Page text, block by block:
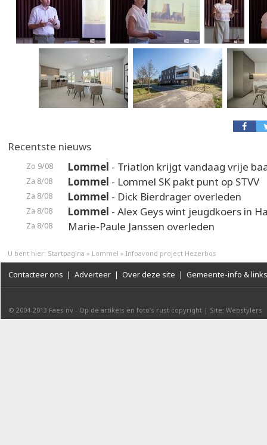
Recentste nieuws
Zo 9/08 Lommel - Triatlon krijgt vandaag vrije
Za 8/08 Lommel - Lommel SK pakt punt op STVV
Za 8/08 Lommel - Dick Bierdrager overleden
Za 8/08 Lommel - Alex Geys wint jeugdkoers in
Za 8/08 Marie-Paule Janssen overleden
U bent hier: Startpagina » Lommel » Infoavond project Hezerbos
Contacteer ons | Adverteer | Over deze site | Gemeente-info & links
© 2004-2013 Faes nv - Op de artikels en foto’s rust copyright | Site: Webstylers